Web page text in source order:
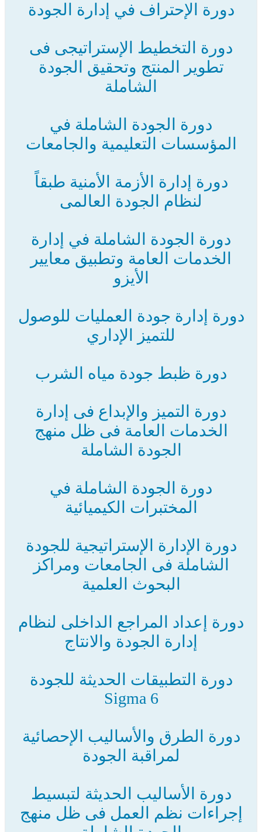
دورة الإحتراف في إدارة الجودة
دورة التخطيط الإستراتيجى فى
تطوير المنتج وتحقيق الجودة
الشاملة
دورة الجودة الشاملة في
المؤسسات التعليمية والجامعات
دورة إدارة الأزمة الأمنية طبقاً
لنظام الجودة العالمى
دورة الجودة الشاملة في إدارة
الخدمات العامة وتطبيق معايير
الأيزو
دورة إدارة جودة العمليات للوصول
للتميز الإداري
دورة ظبط جودة مياه الشرب
دورة التميز والإبداع فى إدارة
الخدمات العامة فى ظل منهج
الجودة الشاملة
دورة الجودة الشاملة في
المختبرات الكيميائية
دورة الإدارة الإستراتيجية للجودة
الشاملة فى الجامعات ومراكز
البحوث العلمية
دورة إعداد المراجع الداخلى لنظام
إدارة الجودة والانتاج
دورة التطبيقات الحديثة للجودة
Sigma 6
دورة الطرق والأساليب الإحصائية
لمراقبة الجودة
دورة الأساليب الحديثة لتبسيط
إجراءات نظم العمل فى ظل منهج